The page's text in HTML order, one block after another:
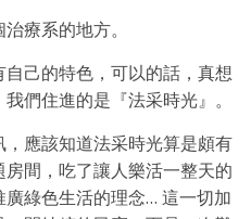
療系的地方。
己的特色，可以的話，真想
們住進的是『法采時光』。
應該知道法采時光算是頗有
間，吃了讓人樂活一整天的
綠色生活的理念… 這一切加